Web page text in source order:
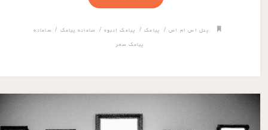
پنل اس ام اس / پیامک / پیامک انبوه/ سامانه پیامک/ سامانه
پیامک سحر